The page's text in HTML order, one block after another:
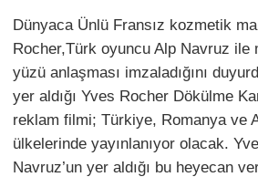
Dünyaca Ünlü Fransız kozmetik
Rocher,Türk oyuncu Alp Navruz ile
yüzü anlaşması imzaladığını
yer aldığı Yves Rocher Dökülme
reklam filmi; Türkiye, Romanya ve
ülkelerinde yayınlanıyor olacak.
Navruz’un yer aldığı bu heyecan